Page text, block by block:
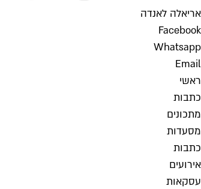
אריאלה לאנדה
Facebook
Whatsapp
Email
ראשי
כתבות
מתכונים
מסעדות
כתבות
אירועים
עסקאות